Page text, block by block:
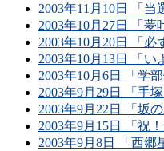
2003年11月10日 「
2003年10月27日 「
2003年10月20日 「
2003年10月13日 「
2003年10月6日 「学
2003年9月29日 「手
2003年9月22日 「坂
2003年9月15日 「祝
2003年9月8日 「西郷